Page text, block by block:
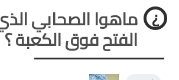
ماهوا الصحابي
الفتح فوق الكعبة ؟